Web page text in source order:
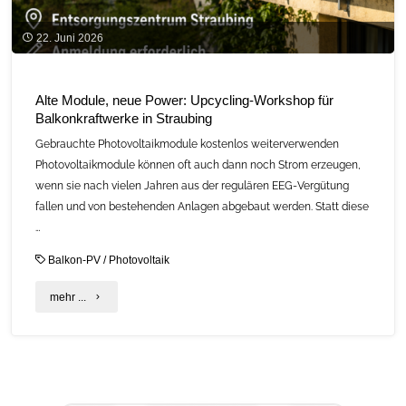
22. Juni 2026
Alte Module, neue Power: Upcycling-Workshop für
Balkonkraftwerke in Straubing
Gebrauchte Photovoltaikmodule kostenlos weiterverwenden
Photovoltaikmodule können oft auch dann noch Strom erzeugen,
wenn sie nach vielen Jahren aus der regulären EEG-Vergütung
fallen und von bestehenden Anlagen abgebaut werden. Statt diese
…
Balkon-PV / Photovoltaik
mehr ... "Alte